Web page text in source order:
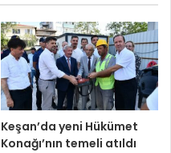
Keşan’da yeni Hükümet
Konağı’nın temeli atıldı